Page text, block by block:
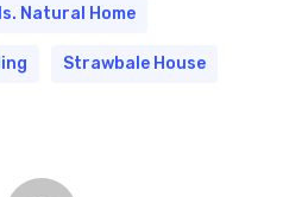
Natural Home
Strawbale House